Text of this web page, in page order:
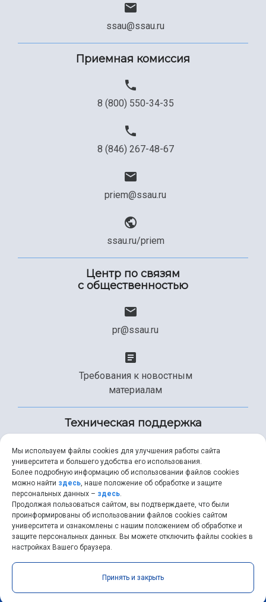
ssau@ssau.ru
Приемная комиссия
8 (800) 550-34-35
8 (846) 267-48-67
priem@ssau.ru
ssau.ru/priem
Центр по связям
с общественностью
pr@ssau.ru
Требования к новостным
материалам
Техническая поддержка
+7 (846) 267-49-99
help@ssau.ru
Самарский университет © 2026 |ssau.ru
RSS
Мы используем файлы cookies для улучшения работы сайта
университета и большего удобства его использования.
Более подробную информацию об использовании файлов cookies
можно найти здесь, наше положение об обработке и защите
персональных данных – здесь.
Продолжая пользоваться сайтом, вы подтверждаете, что были
проинформированы об использовании файлов cookies сайтом
университета и ознакомлены с нашим положением об обработке и
защите персональных данных. Вы можете отключить файлы cookies в
настройках Вашего браузера.
Принять и закрыть